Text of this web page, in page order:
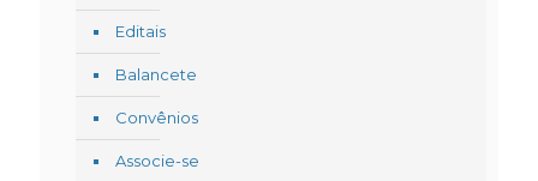
Editais
Balancete
Convênios
Associe-se